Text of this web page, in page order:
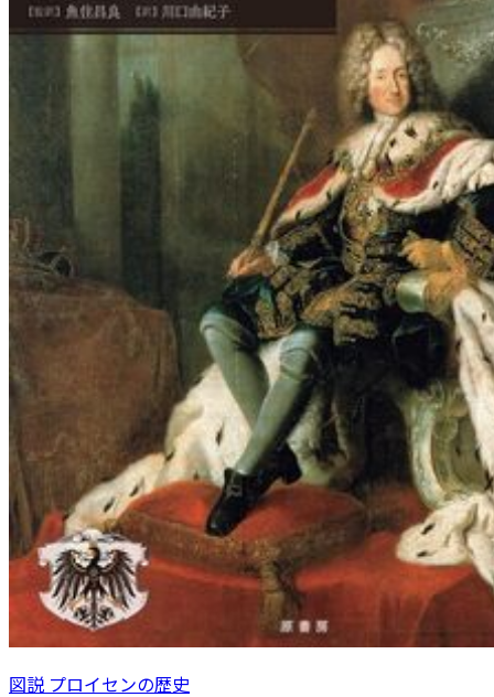
図説 プロイセンの歴史